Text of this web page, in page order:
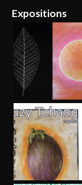
Expositions